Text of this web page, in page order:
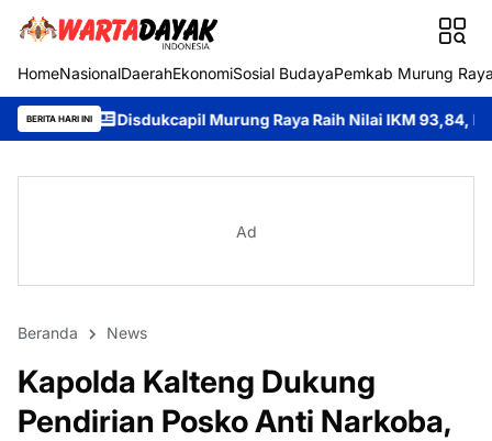
HomeNasionalDaerahEkonomiSosial BudayaPemkab Murung
BERITA HARI INIMurung Raya Raih Nilai IKM 93,84, Bukti Komitmen
Ad
Beranda News
Kapolda Kalteng Dukung
Pendirian Posko Anti Narkoba,